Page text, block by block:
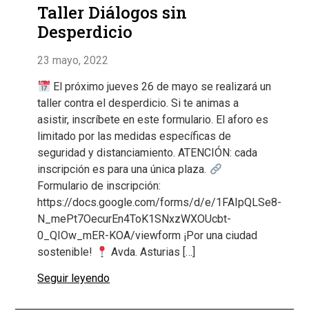
Taller Diálogos sin
Desperdicio
23 mayo, 2022
El próximo jueves 26 de mayo se realizará un
taller contra el desperdicio. Si te animas a
asistir, inscríbete en este formulario. El aforo es
limitado por las medidas específicas de
seguridad y distanciamiento. ATENCIÓN: cada
inscripción es para una única plaza.
Formulario de inscripción:
https://docs.google.com/forms/d/e/1FAIpQLSe8-
N_mePt7OecurEn4ToK1SNxzWXOUcbt-
0_QIOw_mER-KOA/viewform ¡Por una ciudad
sostenible!
Avda. Asturias […]
Seguir leyendo